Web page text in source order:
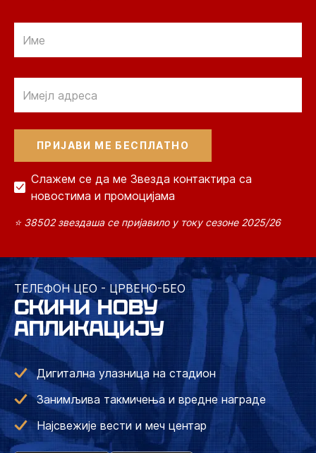
Слажем се да ме Звезда контактира са
новостима и промоцијама
⭐ 38502 звездаша се пријавило у току сезоне 2025/26
ТЕЛЕФОН ЦЕО - ЦРВЕНО-БЕО
СКИНИ НОВУ
АПЛИКАЦИЈУ
Дигитална улазница на стадион
Занимљива такмичења и вредне награде
Најсвежије вести и меч центар